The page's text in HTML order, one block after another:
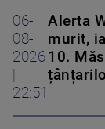
06-
08-
2026
22:51
Alerta
murit,
10.